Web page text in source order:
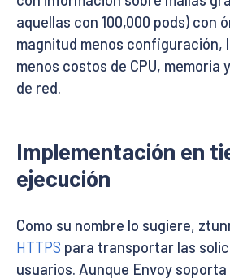
aquellas con 100,000 pods) con
magnitud menos configuración,
menos costos de CPU, memoria
de red.
Implementación en
ejecución
Como su nombre lo sugiere,
HTTPS para transportar las
usuarios. Aunque Envoy